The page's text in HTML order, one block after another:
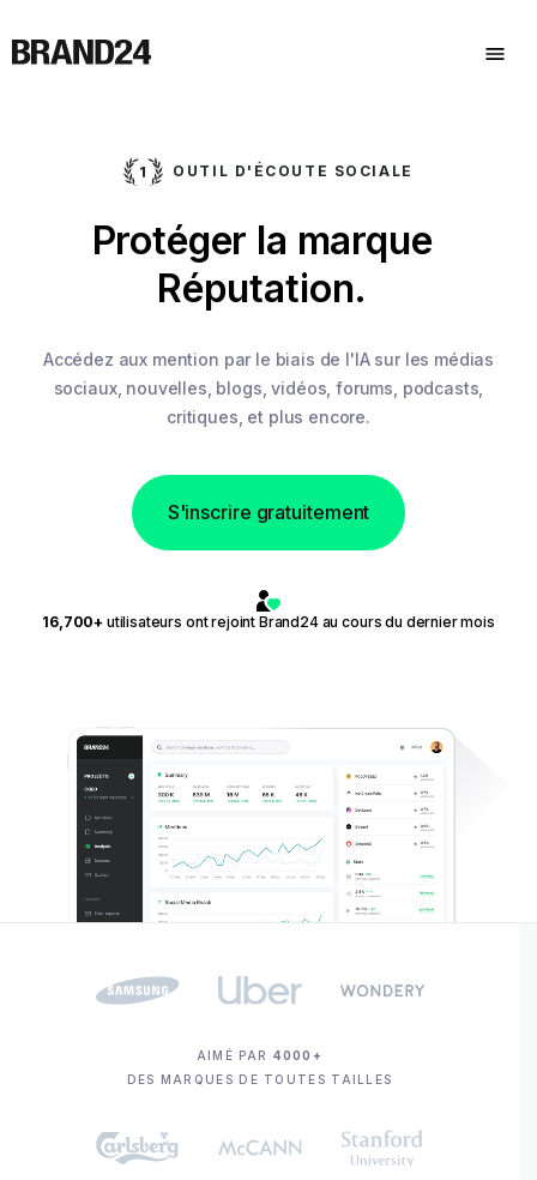
OUTIL D'ÉCOUTE SOCIALE
Protéger la marque
Réputation.
.
Accédez aux mention par le biais de l'IA sur les médias
sociaux, nouvelles, blogs, vidéos, forums, podcasts,
critiques, et plus encore.
S'inscrire gratuitement
16,700+ utilisateurs ont rejoint Brand24 au cours du dernier mois
AIMÉ PAR 4000+
DES MARQUES DE TOUTES TAILLES